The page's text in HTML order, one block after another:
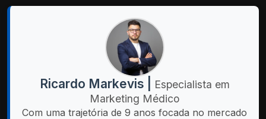
Ricardo Markevis |
Especialista em
Marketing Médico
Com uma trajetória de 9 anos focada no mercado